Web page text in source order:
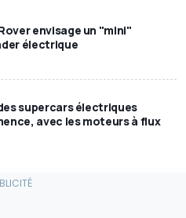
envisage un "mini"
électrique
supercars électriques
avec les moteurs à flux